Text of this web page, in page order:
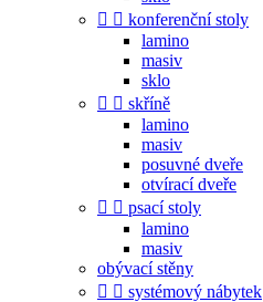
  konferenční stoly
lamino
masiv
sklo
  skříně
lamino
masiv
posuvné dveře
otvírací dveře
  psací stoly
lamino
masiv
obývací stěny
  systémový nábytek